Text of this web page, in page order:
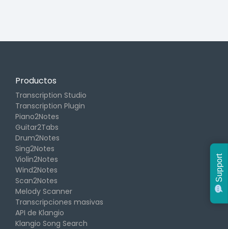
Productos
Transcription Studio
Transcription Plugin
Piano2Notes
Guitar2Tabs
Drum2Notes
Sing2Notes
Violin2Notes
Wind2Notes
Scan2Notes
Melody Scanner
Transcripciones masivas
API de Klangio
Klangio Song Search
Support